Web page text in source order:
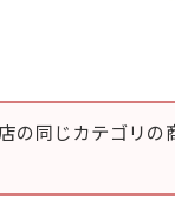
の同じカテゴリの